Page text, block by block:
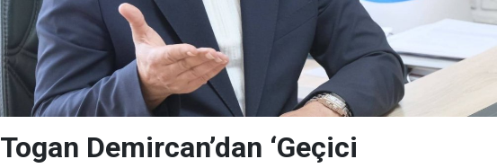
Togan Demircan’dan ‘Geçici